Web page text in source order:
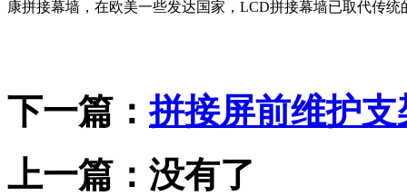
康拼接幕墙，在欧美一些发达国家，LCD拼接幕墙已取代传
下一篇：拼接屏前维护支
上一篇：没有了